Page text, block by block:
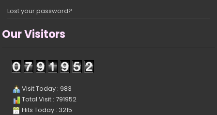
Lost your password?
Our Visitors
Visit Today : 983
Total Visit : 791952
Hits Today : 3215